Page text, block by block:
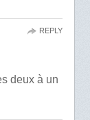
deux à un
REPLY